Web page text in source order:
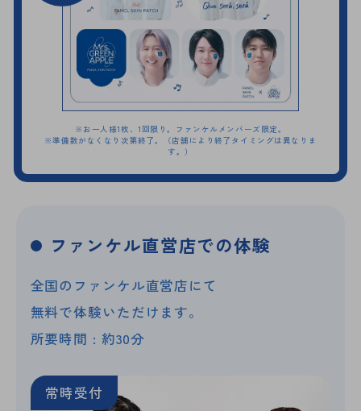
※お一人様1枚、1回限り。ファンケルメンバーズ限定。
※準備数がなくなり次第終了。（店舗により終了タイミングは異なりま
す。）
ファンケル直営店での体験
全国のファンケル直営店にて
無料で体験いただけます。
所要時間 : 約30分
常時受付